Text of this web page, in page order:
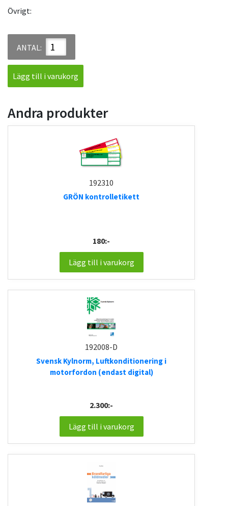
Övrigt:
ANTAL:
Lägg till i varukorg
Andra produkter
192310
GRÖN kontrolletikett
180:-
Lägg till i varukorg
192008-D
Svensk Kylnorm, Luftkonditionering i
motorfordon (endast digital)
2.300:-
Lägg till i varukorg